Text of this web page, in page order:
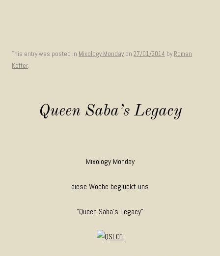
This entry was posted in Mixology Monday on 27/01/2014 by Roman
Koffer.
Queen Saba’s Legacy
Mixology Monday
diese Woche beglückt uns
“Queen Saba’s Legacy”